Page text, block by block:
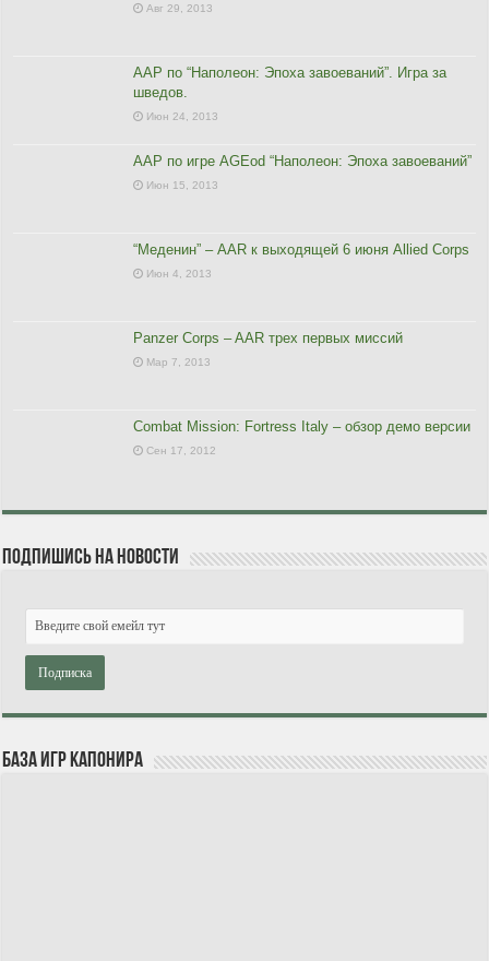
Авг 29, 2013
ААР по “Наполеон: Эпоха завоеваний”. Игра за
шведов.
Июн 24, 2013
ААР по игре AGEod “Наполеон: Эпоха завоеваний”
Июн 15, 2013
“Меденин” – AAR к выходящей 6 июня Allied Corps
Июн 4, 2013
Panzer Corps – AAR трех первых миссий
Мар 7, 2013
Combat Mission: Fortress Italy – обзор демо версии
Сен 17, 2012
Подпишись на новости
База игр Капонира